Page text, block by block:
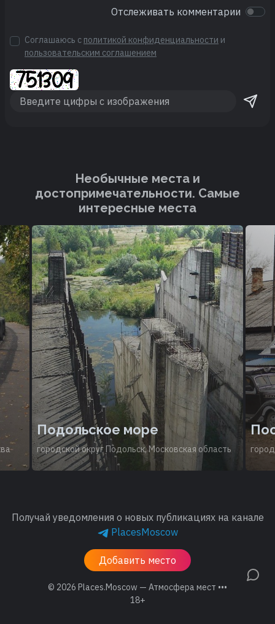
Отслеживать комментарии
Соглашаюсь с политикой конфиденциальности и
пользовательским соглашением
Необычные места и
достопримечательности. Cамые
интересные места
Подольское море
городской округ Подольск, Московская область
Получай уведомления о новых публикациях на канале
PlacesMoscow
Добавить место
© 2026 Places.Moscow — Атмосфера мест •••
18+